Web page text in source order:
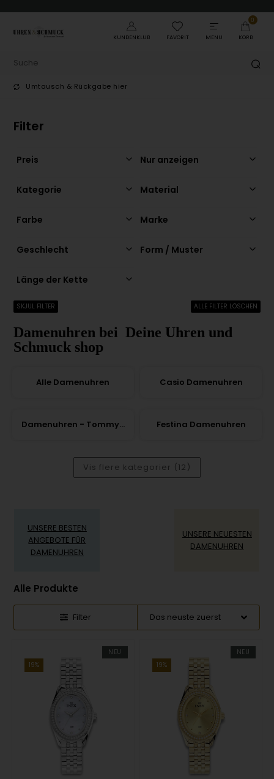
KUNDENKLUB FAVORIT MENU
0
KORB
hier
Filter
Preis Nur anzeigen
Kategorie Material
Farbe Marke
Geschlecht Form / Muster
Länge der Kette
SKJUL FILTER ALLE FILTER LÖSCHEN
Damenuhren bei Deine Uhren und
Schmuck shop
Alle Damenuhren Casio Damenuhren
Damenuhren - Tommy Hilfiger Festina Damenuhren
Vis flere kategorier (12)
UNSERE BESTEN
ANGEBOTE FÜR
DAMENUHREN
UNSERE NEUESTEN
DAMENUHREN
Alle Produkte
Filter
NEU
19%
NEU
19%